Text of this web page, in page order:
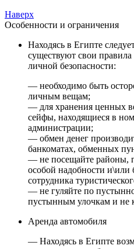
Наверх
Особенности и ограничения
Находясь в Египте
существуют свои
личной безопасности:
— необходимо быть
личным вещам;
— для хранения ценных
сейфы, находящиеся в
администрации;
— обмен денег
банкоматах, обменных
— не посещайте районы,
особой надобности и\или
сотрудника
— не гуляйте по
пустынным улочкам и не
Аренда автомобиля
— Находясь в Египте